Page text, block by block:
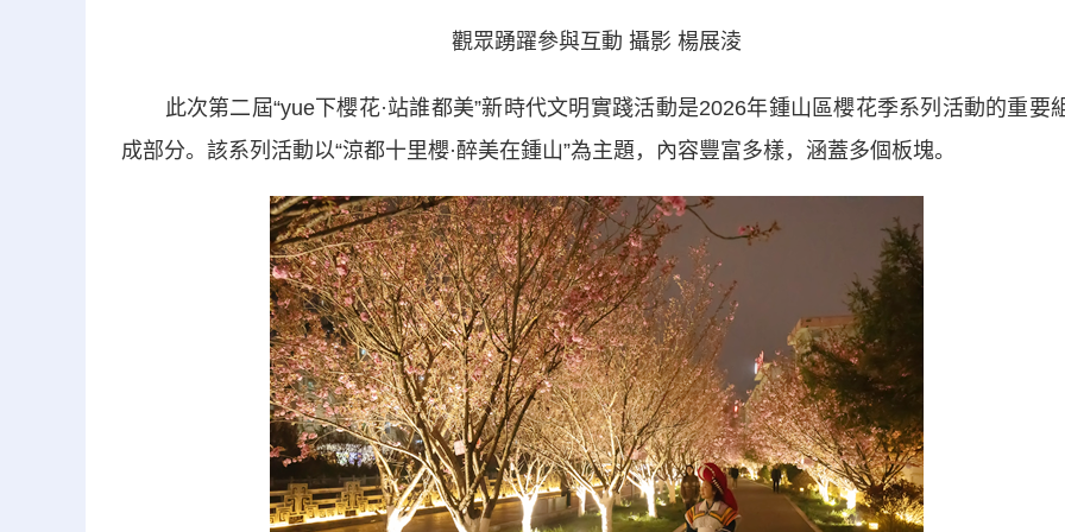
觀眾踴躍參與互動 攝影 楊展淩
此次第二屆“yue下櫻花·站誰都美”新時代文明實踐活動是2026年鍾山區櫻花季系列活動的重要
成部分。該系列活動以“涼都十里櫻·醉美在鍾山”為主題，內容豐富多樣，涵蓋多個板塊。